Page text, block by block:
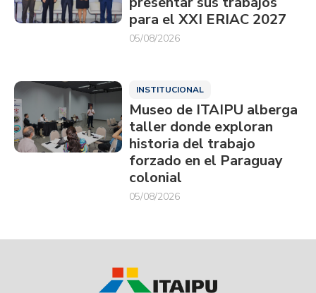
para el XXI ERIAC 2027
05/08/2026
INSTITUCIONAL
Museo de ITAIPU alberga
taller donde exploran
historia del trabajo
forzado en el Paraguay
colonial
05/08/2026